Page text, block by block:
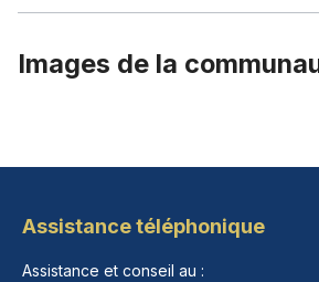
Images de la
Assistance téléphonique
Assistance et conseil au :